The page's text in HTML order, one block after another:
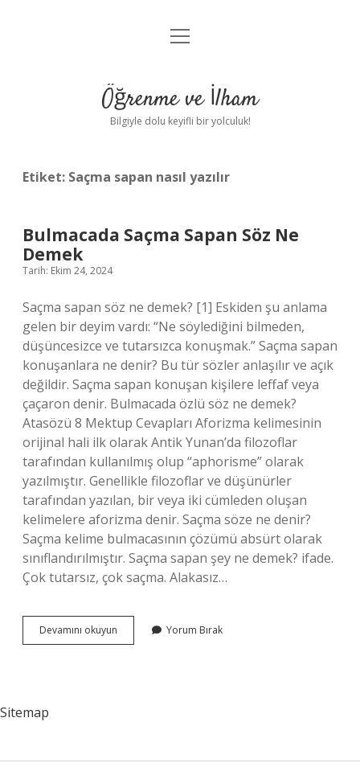
Anasayfa
Yasal Uyarı
menüyü
Öğrenme ve İlham
Bilgiyle dolu keyifli bir yolculuk!
Etiket: Saçma sapan nasıl yazılır
Bulmacada Saçma Sapan Söz Ne
Demek
Tarih: Ekim 24, 2024
Saçma sapan söz ne demek? [1] Eskiden şu anlama
gelen bir deyim vardı: “Ne söylediğini bilmeden,
düşüncesizce ve tutarsızca konuşmak.” Saçma sapan
konuşanlara ne denir? Bu tür sözler anlaşılır ve açık
değildir. Saçma sapan konuşan kişilere leffaf veya
çaçaron denir. Bulmacada özlü söz ne demek?
Atasözü 8 Mektup Cevapları Aforizma kelimesinin
orijinal hali ilk olarak Antik Yunan’da filozoflar
tarafından kullanılmış olup “aphorisme” olarak
yazılmıştır. Genellikle filozoflar ve düşünürler
tarafından yazılan, bir veya iki cümleden oluşan
kelimelere aforizma denir. Saçma söze ne denir?
Saçma kelime bulmacasının çözümü absürt olarak
sınıflandırılmıştır. Saçma sapan şey ne demek? ifade.
Çok tutarsız, çok saçma. Alakasız…
Devamını okuyun Bulmacada
Saçma
Yorum Bırak
Sitemap